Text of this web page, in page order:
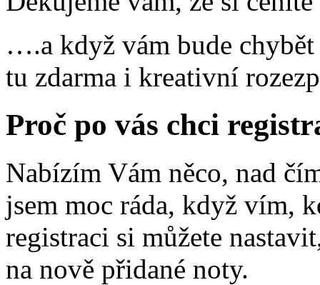
….a když vám bude
tu zdarma i kreativní
Proč po vás chci
Nabízím Vám něco, nad
jsem moc ráda, když vím,
registraci si můžete
na nově přidané noty.